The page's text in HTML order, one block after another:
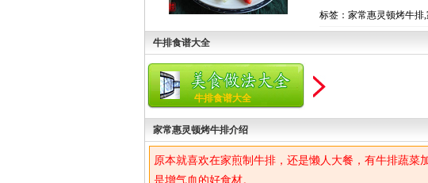
标签：家常惠灵顿烤牛排
牛排食谱大全
牛排食谱大全
家常惠灵顿烤牛排介绍
原本就喜欢在家煎制牛排，还是懒人大餐，有牛排蔬
是增气血的好食材。